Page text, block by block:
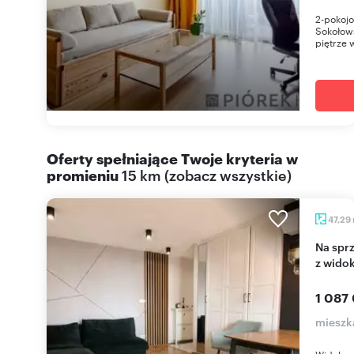
2-
piętrze
Oferty spełniające Twoje kryteria w
promieniu15 km (zobacz wszystkie)
47,29
Na sprzedaż przestronne 3-pokojowe mieszkanie
z
1 087